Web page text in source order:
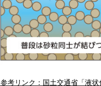
参考リンク：国土交通省「液状